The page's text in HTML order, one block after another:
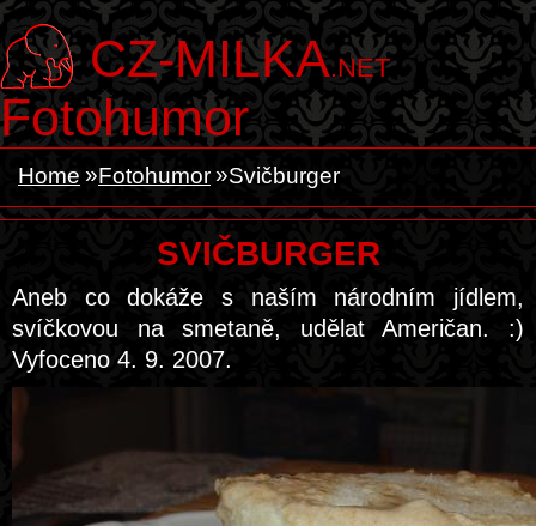
CZ-MILKA.NET
Fotohumor
Home Fotohumor Svičburger
SVIČBURGER
Aneb co dokáže s naším národním jídlem,
svíčkovou na smetaně, udělat Američan. :)
Vyfoceno 4. 9. 2007.